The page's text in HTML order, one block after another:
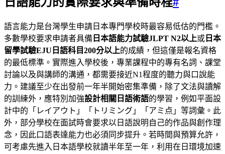
語言能力是台灣學生申請日本專門學校時最容易低估的門檻。
多數學校要求申請者具備 日本語能力試驗JLPT N2以上或 日本
留學試驗EJU日語科目200分以上的成績，但這僅是報名資格
的最低標準。實際進入學校後，專業課程中的專有名詞、課堂
討論以及與講師的溝通，都需要接近N1程度的聽力與口說能
力。建議至少在出發前一年半開始密集準備，除了文法與讀解
的訓練外，應特別加強設計相關日語術語的學習，例如平面設
計中的「レイアウト」「トリミング」「アミ点」等詞彙。此
外，部分學校在面試時會要求以日語說明自己的作品與創作理
念，因此口語表達能力也必須同步提升。若時間與預算允許，
可考慮先進入日本語學校就讀半年至一年，利用在日環境加速